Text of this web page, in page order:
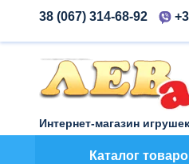
38 (067) 314-68-92
Интернет-магазин игрушек
Каталог